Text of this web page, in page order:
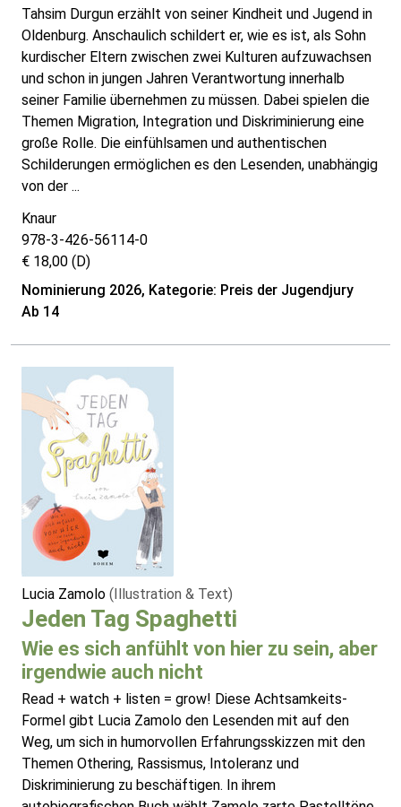
Tahsim Durgun erzählt von seiner Kindheit und Jugend in
Oldenburg. Anschaulich schildert er, wie es ist, als Sohn
kurdischer Eltern zwischen zwei Kulturen aufzuwachsen
und schon in jungen Jahren Verantwortung innerhalb
seiner Familie übernehmen zu müssen. Dabei spielen die
Themen Migration, Integration und Diskriminierung eine
große Rolle. Die einfühlsamen und authentischen
Schilderungen ermöglichen es den Lesenden, unabhängig
von der ...
Knaur
978-3-426-56114-0
€ 18,00 (D)
Nominierung 2026, Kategorie: Preis der Jugendjury
Ab 14
Lucia Zamolo (Illustration & Text)
Jeden Tag Spaghetti
Wie es sich anfühlt von hier zu sein, aber
irgendwie auch nicht
Read + watch + listen = grow! Diese Achtsamkeits-
Formel gibt Lucia Zamolo den Lesenden mit auf den
Weg, um sich in humorvollen Erfahrungsskizzen mit den
Themen Othering, Rassismus, Intoleranz und
Diskriminierung zu beschäftigen. In ihrem